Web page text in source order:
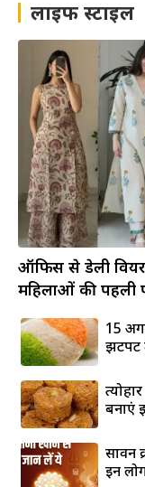
लाइफ स्टाइल
ऑफिस से डेली
महिलाओं की पहली
15
झटपट
बनाएं
सावन
इन